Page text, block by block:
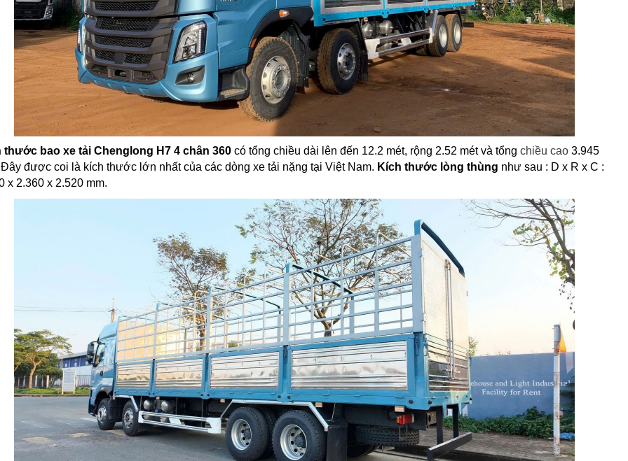
thước bao xe tải Chenglong H7 4 chân 360có tổng chiều dài lên đến 12.2 mét, rộng 2.52 mét và tổng chiều cao3.945
Đây được coi là kích thước lớn nhất của các dòng xe tải nặng tại Việt Nam. Kích thước lòng thùng như sau : D x R x C :
x 2.360 x 2.520 mm.